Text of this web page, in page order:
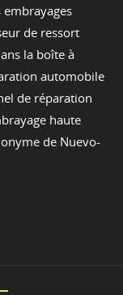
de ressort
la boîte à
automobile
de réparation
haute
de Nuevo-